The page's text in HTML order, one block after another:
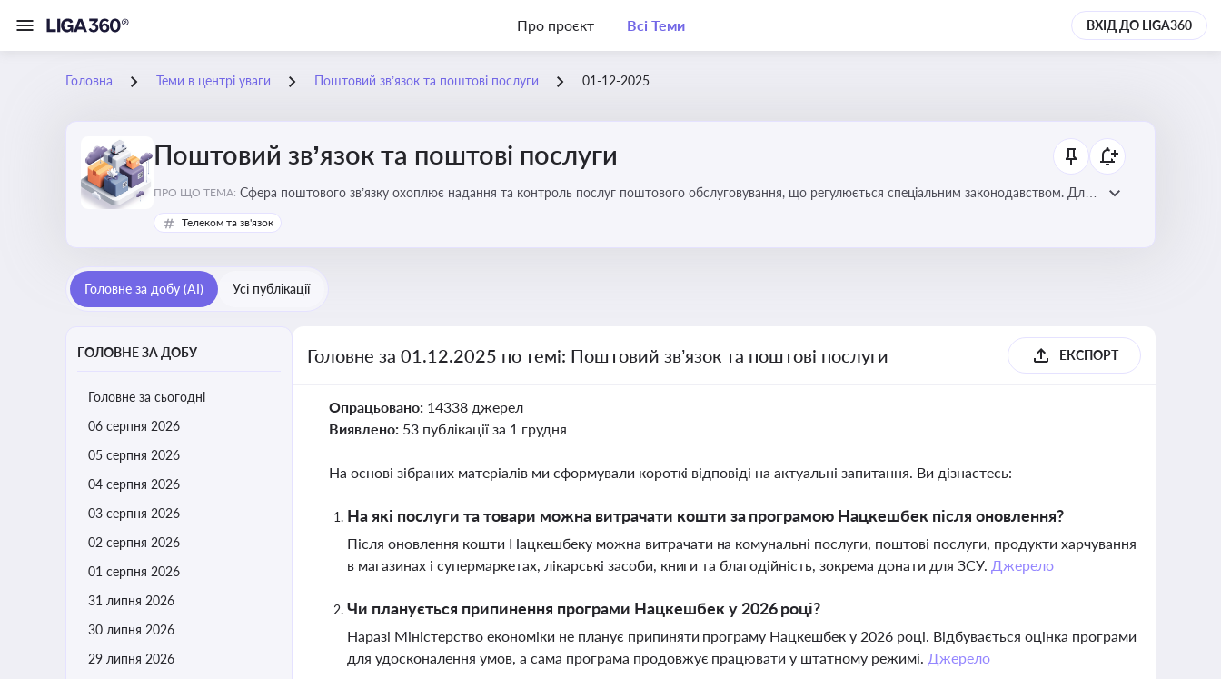
Про проєкт Всі Теми ВХІД ДО LIGA360
Головна Теми в центрі уваги Поштовий зв’язок та поштові послуги 01-12-2025
Поштовий зв’язок та поштові послуги
ПРО ЩО ТЕМА: Сфера поштового зв’язку охоплює надання та контроль послуг поштового обслуговування, що регулюється спеціальним законодавством. Для
бізнесу та юристів це важливо для дотримання ліцензійних умов, участі в державних реєстрах і забезпечення прав споживачів.
Телеком та зв'язок
Головне за добу (AI) Усі публікації
ГОЛОВНЕ ЗА ДОБУ
Головне за сьогодні
06 серпня 2026
05 серпня 2026
04 серпня 2026
03 серпня 2026
02 серпня 2026
01 серпня 2026
31 липня 2026
30 липня 2026
29 липня 2026
Головне за 01.12.2025 по темі: Поштовий зв’язок та поштові послуги ЕКСПОРТ
Опрацьовано: 14338 джерел
Виявлено: 53 публікації за 1 грудня
На основі зібраних матеріалів ми сформували короткі відповіді на актуальні запитання. Ви дізнаєтесь:
На які послуги та товари можна витрачати кошти за програмою Нацкешбек після оновлення?
Після оновлення кошти Нацкешбеку можна витрачати на комунальні послуги, поштові послуги, продукти харчування
в магазинах і супермаркетах, лікарські засоби, книги та благодійність, зокрема донати для ЗСУ. Джерело
Чи планується припинення програми Нацкешбек у 2026 році?
Наразі Міністерство економіки не планує припиняти програму Нацкешбек у 2026 році. Відбувається оцінка програми
для удосконалення умов, а сама програма продовжує працювати у штатному режимі. Джерело